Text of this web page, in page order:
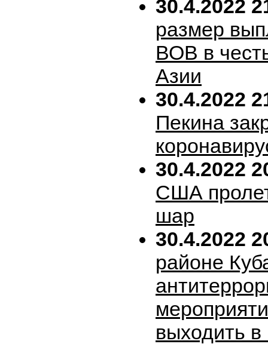
30.4.2022
размер
ВОВ в
Азии
30.4.2022
Пекина
30.4.2022
США
шар
30.4.2022
районе
выходить